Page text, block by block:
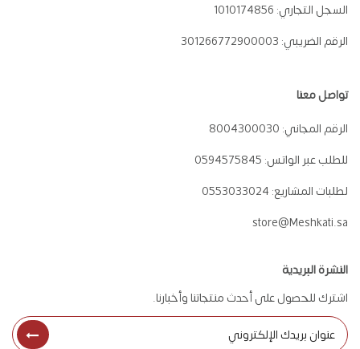
السجل التجاري: 1010174856
الرقم الضريبي: 301266772900003
تواصل معنا
الرقم المجاني: 8004300030
للطلب عبر الواتس: 0594575845
لطلبات المشاريع: 0553033024
store@Meshkati.sa
النشرة البريدية
اشترك للحصول على أحدث منتجاتنا وأخبارنا.